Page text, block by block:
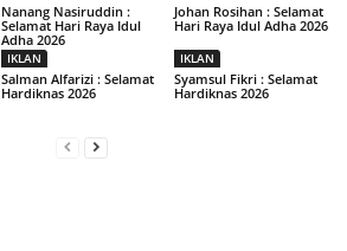
Nanang Nasiruddin :
Selamat Hari Raya Idul
Adha 2026
Johan Rosihan : Selamat
Hari Raya Idul Adha 2026
IKLAN
Salman Alfarizi : Selamat
Hardiknas 2026
IKLAN
Syamsul Fikri : Selamat
Hardiknas 2026